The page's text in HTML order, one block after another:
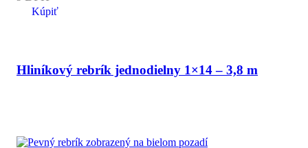
Kúpiť
Hliníkový rebrík jednodielny 1×14 – 3,8 m